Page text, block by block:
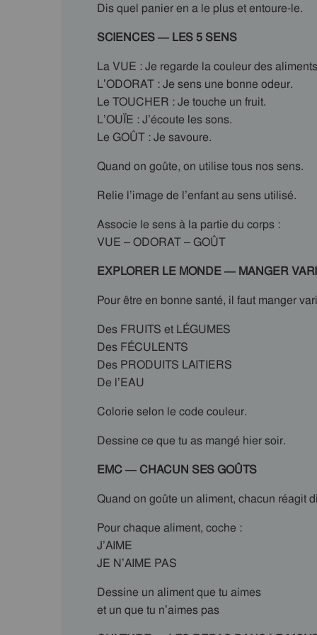
Dis quel panier en a le plus et entoure-le.
SCIENCES — LES 5 SENS
La VUE : Je regarde la couleur des
L’ODORAT : Je sens une bonne odeur.
Le TOUCHER : Je touche un fruit.
L’OUÏE : J’écoute les sons.
Le GOÛT : Je savoure.
Quand on goûte, on utilise tous nos sens.
Relie l’image de l’enfant au sens utilisé.
Associe le sens à la partie du corps :
VUE – ODORAT – GOÛT
EXPLORER LE MONDE — MANGER
Pour être en bonne santé, il faut manger
Des FRUITS et LÉGUMES
Des FÉCULENTS
Des PRODUITS LAITIERS
De l’EAU
Colorie selon le code couleur.
Dessine ce que tu as mangé hier soir.
EMC — CHACUN SES GOÛTS
Quand on goûte un aliment, chacun réagit
Pour chaque aliment, coche :
J’AIME
JE N’AIME PAS
Dessine un aliment que tu aimes
et un que tu n’aimes pas